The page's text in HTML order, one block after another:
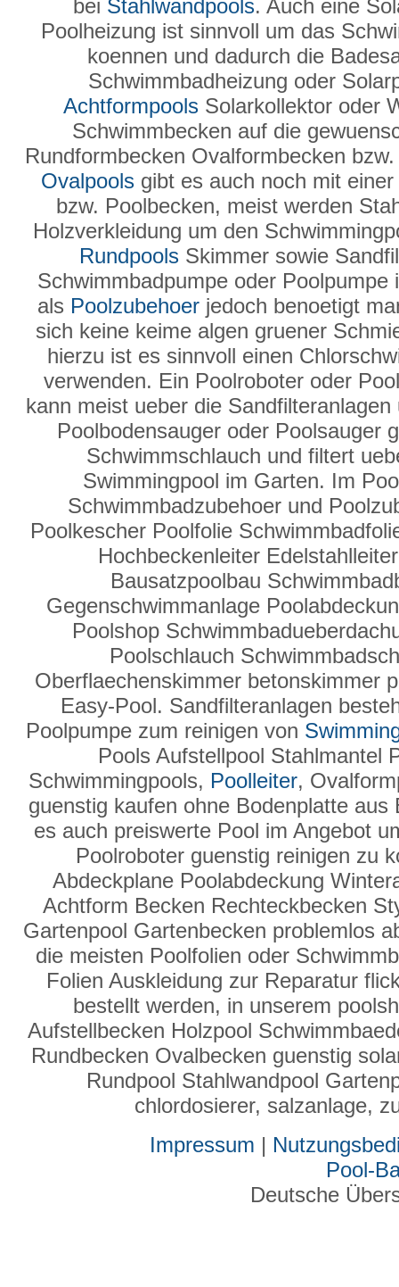
bei Stahlwandpools. Auch eine
Poolheizung ist sinnvoll um das
koennen und dadurch die
Schwimmbadheizung oder
AchtformpoolsSolarkollektor oder
Schwimmbecken auf die
Rundformbecken Ovalformbecken
Ovalpoolsgibt es auch noch mit einer
bzw. Poolbecken, meist werden
Holzverkleidung um den
RundpoolsSkimmer sowie
Schwimmbadpumpe oder
als Poolzubehoer jedoch benoetigt
sich keine keime algen gruener
hierzu ist es sinnvoll einen
verwenden. Ein Poolroboter oder
kann meist ueber die
Poolbodensauger oder Poolsauger
Schwimmschlauch und filtert
Swimmingpool im Garten. Im
Schwimmbadzubehoer und
Poolkescher Poolfolie
Hochbeckenleiter
Bausatzpoolbau
Gegenschwimmanlage
Poolshop
Poolschlauch
Oberflaechenskimmer betonskimmer
Easy-Pool. Sandfilteranlagen
Poolpumpe zum reinigen von
Pools Aufstellpool Stahlmantel
Schwimmingpools, Poolleiter,
guenstig kaufen ohne Bodenplatte
es auch preiswerte Pool im Angebot
Poolroboter guenstig reinigen zu
Abdeckplane Poolabdeckung
Achtform Becken Rechteckbecken
Gartenpool Gartenbecken problemlos
die meisten Poolfolien oder
Folien Auskleidung zur Reparatur
bestellt werden, in unserem
Aufstellbecken Holzpool
Rundbecken Ovalbecken guenstig
Rundpool Stahlwandpool
chlordosierer, salzanlage,
Impressum |
Pool-
Deutsche